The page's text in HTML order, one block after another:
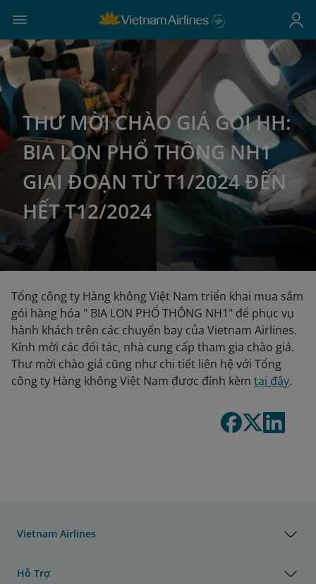
THƯ MỜI CHÀO GIÁ GÓI HH:
BIA LON PHỔ THÔNG NH1
GIAI ĐOẠN TỪ T1/2024 ĐẾN
HẾT T12/2024
Tổng công ty Hàng không Việt Nam triển khai mua sắm
gói hàng hóa " BIA LON PHỔ THÔNG NH1" để phục vụ
hành khách trên các chuyến bay của Vietnam Airlines.
Kính mời các đối tác, nhà cung cấp tham gia chào giá.
Thư mời chào giá cũng như chi tiết liên hệ với Tổng
công ty Hàng không Việt Nam được đính kèm tại đây.
Vietnam Airlines
Hỗ Trợ